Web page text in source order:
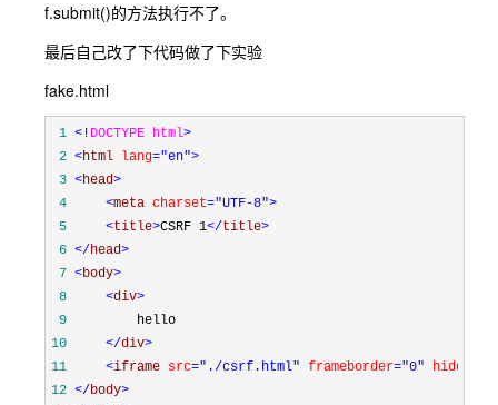
f.submit()的方法执行不了。
最后自己改了下代码做了下实验
fake.html
1 <! DOCTYPE html>
2 <html lang="en">
3 <head>
4
<meta charset="UTF-8">
5
<title>CSRF 1</title>
6 </head>
7 <body>
8
<div>
9
10
</div>
11
<iframe src="./csrf.html" frameborder="0" hidden
12 </body>